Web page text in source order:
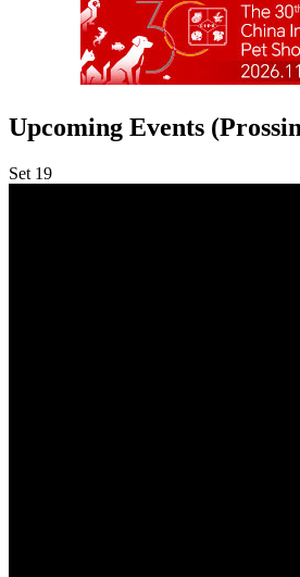
Upcoming Events
Set 19